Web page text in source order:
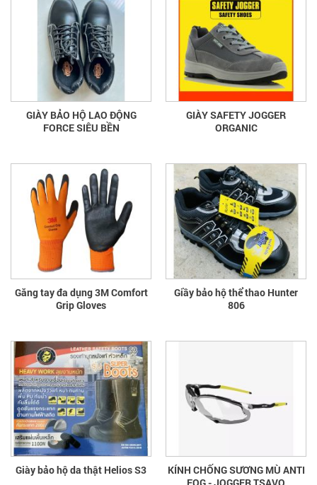
GIÀY BẢO HỘ LAO ĐỘNG
FORCE SIÊU BỀN
GIÀY SAFETY JOGGER
ORGANIC
Găng tay đa dụng 3M Comfort
Grip Gloves
Giầy bảo hộ thể thao Hunter
806
Giày bảo hộ da thật Helios S3
KÍNH CHỐNG SƯƠNG MÙ ANTI